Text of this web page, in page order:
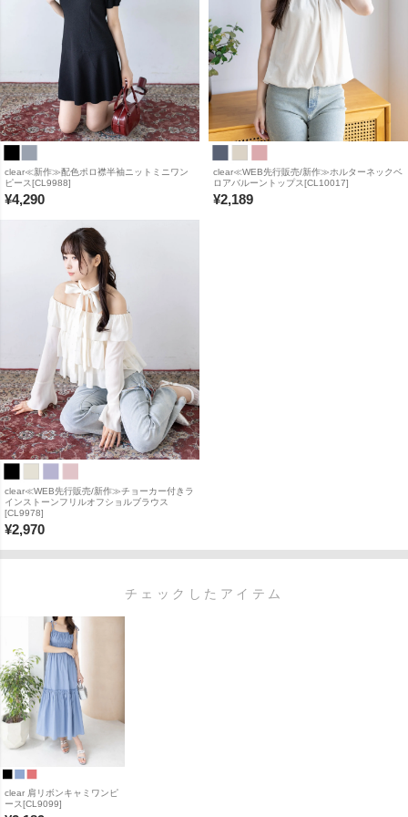
clear≪新作≫配色ポロ襟半袖ニットミニワン
ピース[CL9988]
¥4,290
clear≪WEB先行販売/新作≫ホルターネックベ
ロアバルーントップス[CL10017]
¥2,189
clear≪WEB先行販売/新作≫チョーカー付きラ
インストーンフリルオフショルブラウス
[CL9978]
¥2,970
チェックしたアイテム
clear 肩リボンキャミワンピ
ース[CL9099]